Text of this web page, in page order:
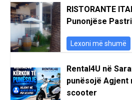
RISTORANTE
Punonjëse
Lexoni më shumë
Rental4U në
punësojë Agjent
scooter